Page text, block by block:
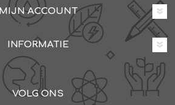
MIJN ACCOUNT
INFORMATIE
VOLG ONS